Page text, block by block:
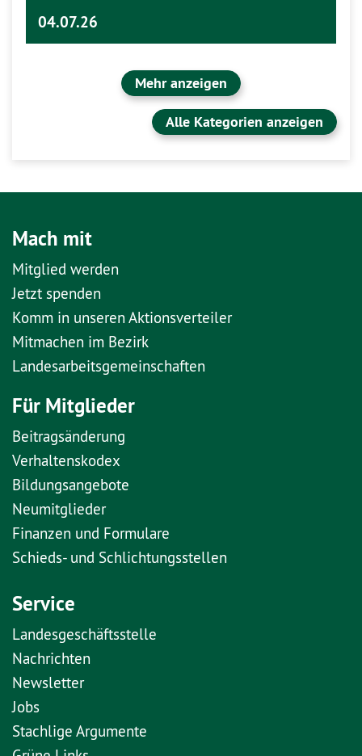
04.07.26
Mehr anzeigen
Alle Kategorien anzeigen
Mach mit
Mitglied werden
Jetzt spenden
Komm in unseren Aktionsverteiler
Mitmachen im Bezirk
Landesarbeitsgemeinschaften
Für Mitglieder
Beitragsänderung
Verhaltenskodex
Bildungsangebote
Neumitglieder
Finanzen und Formulare
Schieds- und Schlichtungsstellen
Service
Landesgeschäftsstelle
Nachrichten
Newsletter
Jobs
Stachlige Argumente